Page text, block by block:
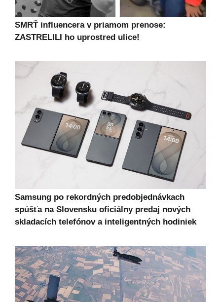
SMRŤ influencera v priamom prenose:
ZASTRELILI ho uprostred ulice!
Samsung po rekordných predobjednávkach
spúšťa na Slovensku oficiálny predaj nových
skladacích telefónov a inteligentných hodiniek